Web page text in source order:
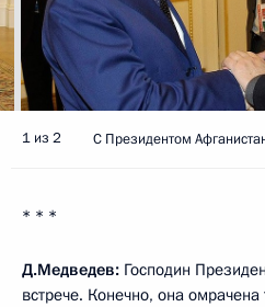
1 из 2 С Президентом
* * *
Д.Медведев: Господин
встрече. Конечно, она